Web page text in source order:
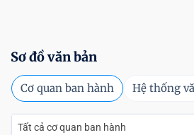
Sơ đồ văn bản
Cơ quan ban hành Hệ thống
Tất cả cơ quan ban hành